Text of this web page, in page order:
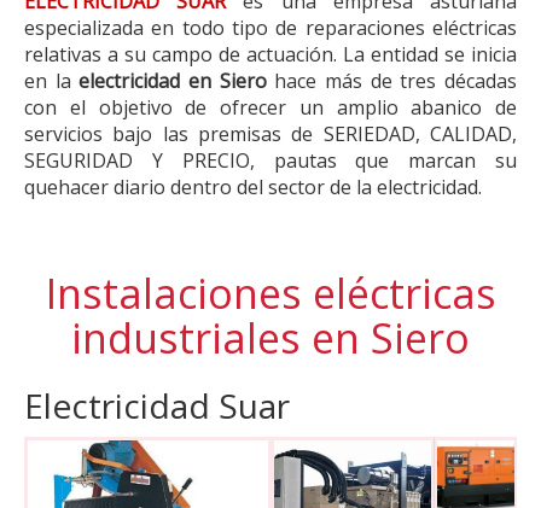
especializada en todo tipo de reparaciones eléctricas
relativas a su campo de actuación. La entidad se inicia
en laelectricidad en Sierohace más de tres décadas
con el objetivo de ofrecer un amplio abanico de
servicios bajo las premisas de SERIEDAD, CALIDAD,
SEGURIDAD Y PRECIO, pautas que marcan su
quehacer diario dentro del sector de la electricidad.
Instalaciones eléctricas
industriales en Siero
Electricidad Suar